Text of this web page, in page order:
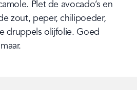
Plet de avocado’s en
zout, peper, chilipoeder,
druppels olijfolie. Goed